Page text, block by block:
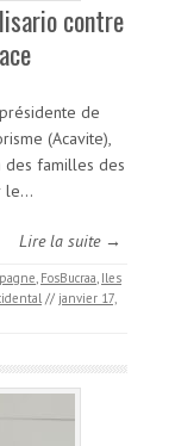
contre
de
(Acavite),
des familles des
le…
Lire la suite →
, FosBucraa, Iles
// janvier 17,